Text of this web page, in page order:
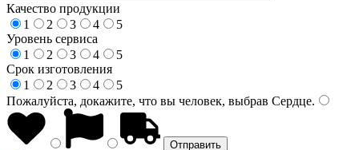
Качество продукции
1
2 3 4
5
Уровень сервиса
1
2 3 4
5
Срок изготовления
1
2 3 4
5
Пожалуйста, докажите, что вы человек, выбрав Сердце.